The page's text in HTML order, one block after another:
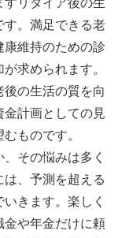
リタイア後の生
す。満足できる老
維持のための診
求められます。
の生活の質を向
金計画としての見
ものです。
その悩みは多く
、予測を超える
きます。楽しく
金や年金だけに頼